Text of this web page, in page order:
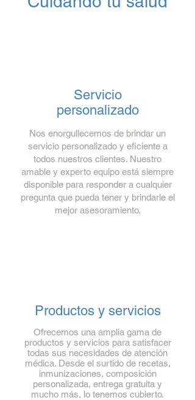
Servicio
personalizado
Nos enorgullecemos de brindar un
servicio personalizado y eficiente a
todos nuestros clientes. Nuestro
amable y experto equipo está siempre
disponible para responder a cualquier
pregunta que pueda tener y brindarle el
mejor asesoramiento.
Productos y servicios
Ofrecemos una amplia gama de
productos y servicios para satisfacer
todas sus necesidades de atención
médica. Desde el surtido de recetas,
inmunizaciones, composición
personalizada, entrega gratuita y
mucho más, lo tenemos cubierto.